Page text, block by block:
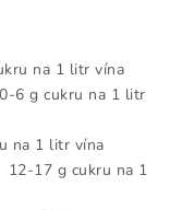
na 1 litr vína
6 g cukru na 1 litr
na 1 litr vína
12-17 g cukru na 1